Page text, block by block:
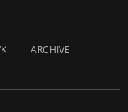
ARCHIVE